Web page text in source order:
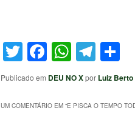
Twitter
Facebook
Publicado em DEU NO Xpor Luiz Berto
UM COMENTÁRIO EM “E PISCA O TEMPO